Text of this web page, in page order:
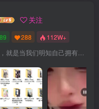
关注
89 288 112W+
我们人生中最大的懒惰，就是当我们明知自己拥有作出选择的能力，却不去主动改变而是放任它的生活态度